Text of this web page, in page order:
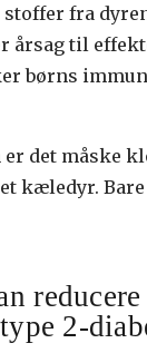
fra
årsag til
børns
det måske
kæledyr.
2-